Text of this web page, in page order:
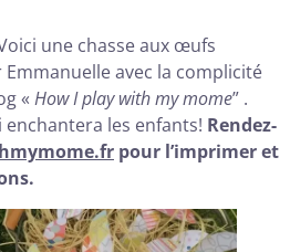
une chasse aux œufs
avec la complicité
« How I play with my mome” .
enchantera les enfants! Rendez-
pour l’imprimer et